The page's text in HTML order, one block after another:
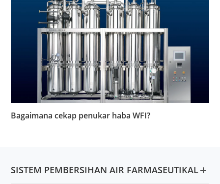
Bagaimana cekap penukar haba WFI?
SISTEM PEMBERSIHAN AIR FARMASEUTIKAL